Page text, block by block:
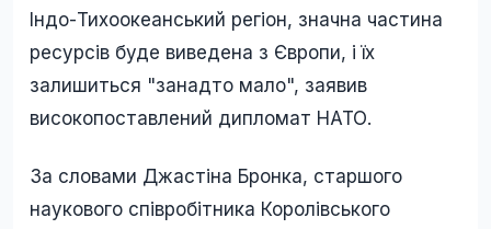
Індо-Тихоокеанський регіон, значна частина
ресурсів буде виведена з Європи, і їх
залишиться "занадто мало", заявив
високопоставлений дипломат НАТО.
За словами Джастіна Бронка, старшого
наукового співробітника Королівського